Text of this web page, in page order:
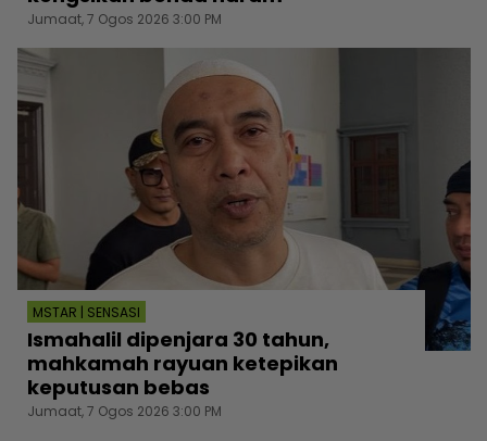
Jumaat, 7 Ogos 2026 3:00 PM
MSTAR | SENSASI
Ismahalil dipenjara 30 tahun,
mahkamah rayuan ketepikan
keputusan bebas
Jumaat, 7 Ogos 2026 3:00 PM